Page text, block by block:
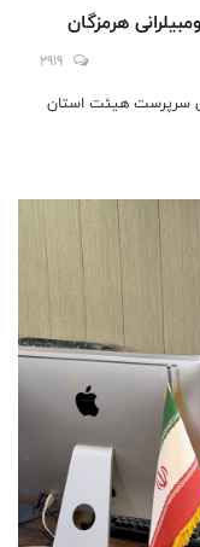
هرمزگان
2919
سرپرست هیئت استان